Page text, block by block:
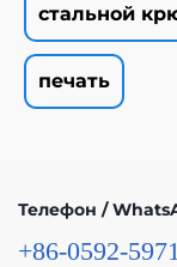
стальной
печать
Телефон /
+86-0592-